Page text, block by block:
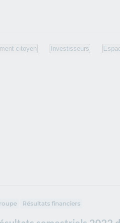
citoyen Investisseurs
Résultats financiers